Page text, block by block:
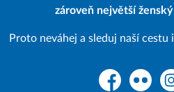
zároveň největší
Proto neváhej a sleduj naší
FacebookFlickr